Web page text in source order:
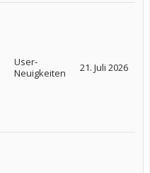
User-
Neuigkeiten
21. Juli 2026